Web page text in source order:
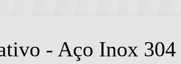
- Aço Inox 304